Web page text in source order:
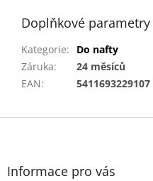
Doplňkové parametry
Kategorie:
Do nafty
Záruka:
24 měsíců
EAN: 5411693229107
Z
Informace pro vás